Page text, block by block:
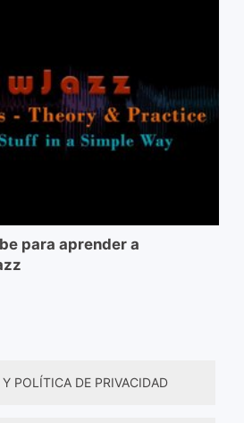
para aprender a
POLÍTICA DE PRIVACIDAD